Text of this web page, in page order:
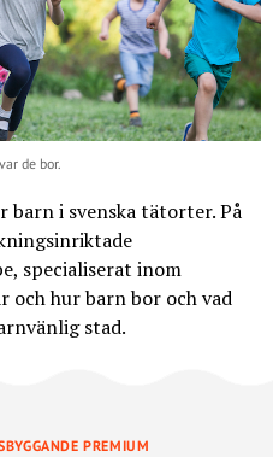
de bor.
i svenska tätorter. På
specialiserat inom
och hur barn bor och vad
stad.
PREMIUM